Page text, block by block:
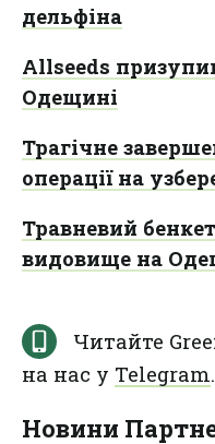
дельфіна
Allseeds
Одещині
Трагічне
операції на
Травневий
видовище на
Читайте
на нас у Telegram.